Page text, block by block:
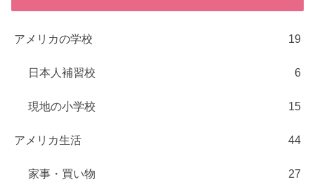
アメリカの学校 19
日本人補習校 6
現地の小学校 15
アメリカ生活 44
家事・買い物 27